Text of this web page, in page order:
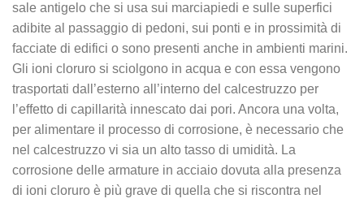
sale antigelo che si usa sui marciapiedi e sulle superfici
adibite al passaggio di pedoni, sui ponti e in prossimità di
facciate di edifici o sono presenti anche in ambienti marini.
Gli ioni cloruro si sciolgono in acqua e con essa vengono
trasportati dall’esterno all’interno del calcestruzzo per
l’effetto di capillarità innescato dai pori. Ancora una volta,
per alimentare il processo di corrosione, è necessario che
nel calcestruzzo vi sia un alto tasso di umidità. La
corrosione delle armature in acciaio dovuta alla presenza
di ioni cloruro è più grave di quella che si riscontra nel